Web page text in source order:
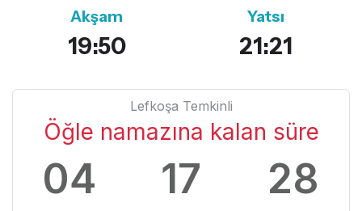
Akşam
19:50
Yatsı
21:21
Lefkoşa Temkinli
Öğle namazına kalan süre
04 17 27